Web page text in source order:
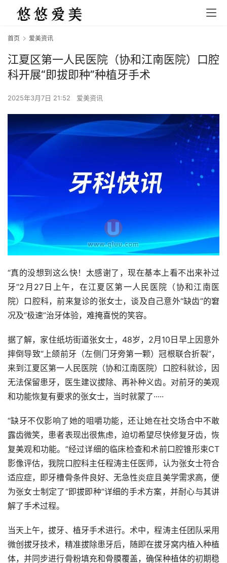
首页 爱美资讯
江夏区第一人民医院（协和江南医院）口腔
科开展“即拔即种”种植牙手术
2025年3月7日 21:52 爱美资讯
“真的没想到这么快！太感谢了，现在基本上看不出来补过
牙”2月27日上午，在江夏区第一人民医院（协和江南医
院）口腔科，前来复诊的张女士，谈及自己意外“缺齿”的窘
况及“极速”治牙体验，难掩喜悦的笑容。
据了解，家住纸坊街道张女士，48岁，2月10日早上因意外
摔倒导致“上颌前牙（左侧门牙旁第一颗）冠根联合折裂”，
来到江夏区第一人民医院（协和江南医院）口腔科就诊，因
无法保留患牙，医生建议拔除、再补种义齿。对前牙的美观
和功能恢复有要求的张女士，当时就蒙了·····
“缺牙不仅影响了她的咀嚼功能，还让她在社交场合中不敢
露齿微笑，患者表现出很焦虑，迫切希望尽快修复牙齿，恢
复美观和功能。”经过详细的临床检查和术前口腔锥形束CT
影像评估，我院口腔科主任程涛主任医师，认为张女士符合
适应症，即牙槽骨条件良好、无急性炎症且美学需求高，便
为张女士制定了“即拔即种”详细的手术方案，并耐心与其讲
解了手术过程。
当天上午，拔牙、植牙手术进行。术中，程涛主任团队采用
微创拔牙技术，精准拔除患牙后，随即在拔牙窝内植入种植
体，并同步进行骨粉填充和骨膜覆盖，确保种植体的初期稳